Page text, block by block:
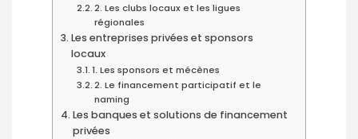
2. Les clubs locaux et les ligues
régionales
Les entreprises privées et sponsors
locaux
1. Les sponsors et mécènes
2. Le financement participatif et le
naming
Les banques et solutions de financement
privées